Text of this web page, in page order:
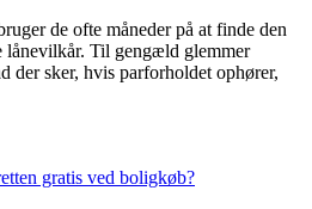
de ofte måneder på at finde den
lånevilkår. Til gengæld glemmer
der sker, hvis parforholdet ophører,
gratis ved boligkøb?